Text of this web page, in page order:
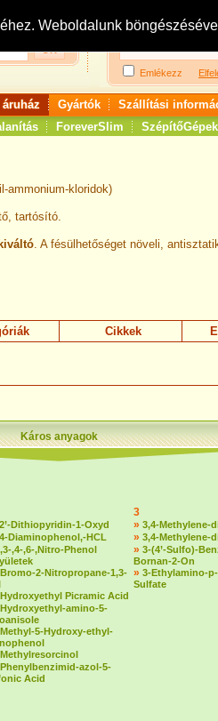
WeboldalunkBejelentkezés:
Emlékezz
Gyártók
Szállítási
ForeverSlim SzépítőGépek
ammonium-kloridok)
tartósító.
. A fésülhetőséget növeli,
Cikkek
Káros anyagok
Dithiopyridin-1-Oxyd
Diaminophenol,-HCL
,4-,6-,Nitro-Phenol
2-Nitropropane-1,3-
Picramic Acid
amino-5-
5-Hydroxy-ethyl-
azol-5-
Acid
3
» 3,4-Methylene-
» 3,4-Methylene-
» 3-(4’-Sulfo)-
Bornan-2-On
» 3-Ethylamino-
Sulfate